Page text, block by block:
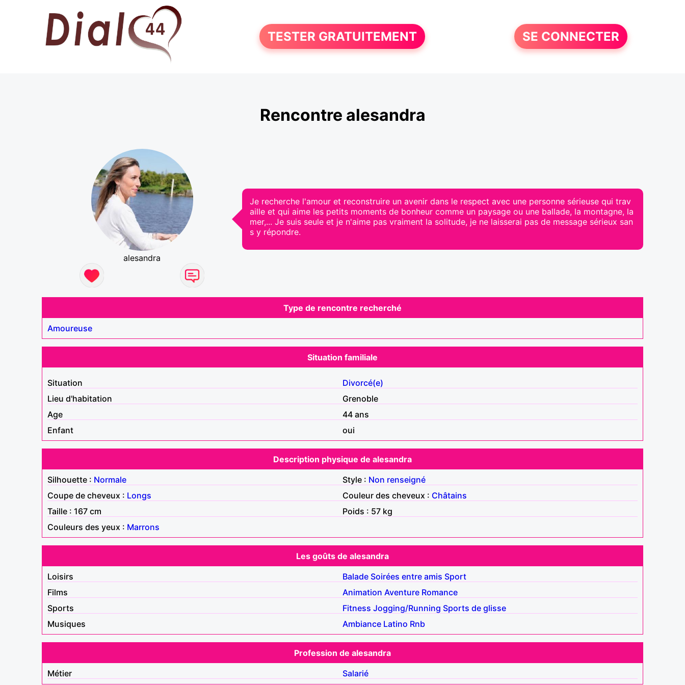
TESTER GRATUITEMENT SE CONNECTER
Rencontre alesandra
alesandra
Je recherche l'amour et reconstruire un avenir dans le respect avec une personne sérieuse qui trav
aille et qui aime les petits moments de bonheur comme un paysage ou une ballade, la montagne, la
mer,... Je suis seule et je n'aime pas vraiment la solitude, je ne laisserai pas de message sérieux san
s y répondre.
Type de rencontre recherché
Amoureuse
Situation familiale
Situation
Divorcé(e)
Lieu d'habitation
Grenoble
Age
44 ans
Enfant
oui
Description physique de alesandra
Silhouette : Normale Style : Non renseigné
Coupe de cheveux : Longs Couleur des cheveux : Châtains
Taille : 167 cm
Poids : 57 kg
Couleurs des yeux : Marrons
Les goûts de alesandra
Loisirs
Balade Soirées entre amis Sport
Films
Animation Aventure Romance
Sports
Fitness Jogging/Running Sports de glisse
Musiques
Ambiance Latino Rnb
Profession de alesandra
Métier
Salarié